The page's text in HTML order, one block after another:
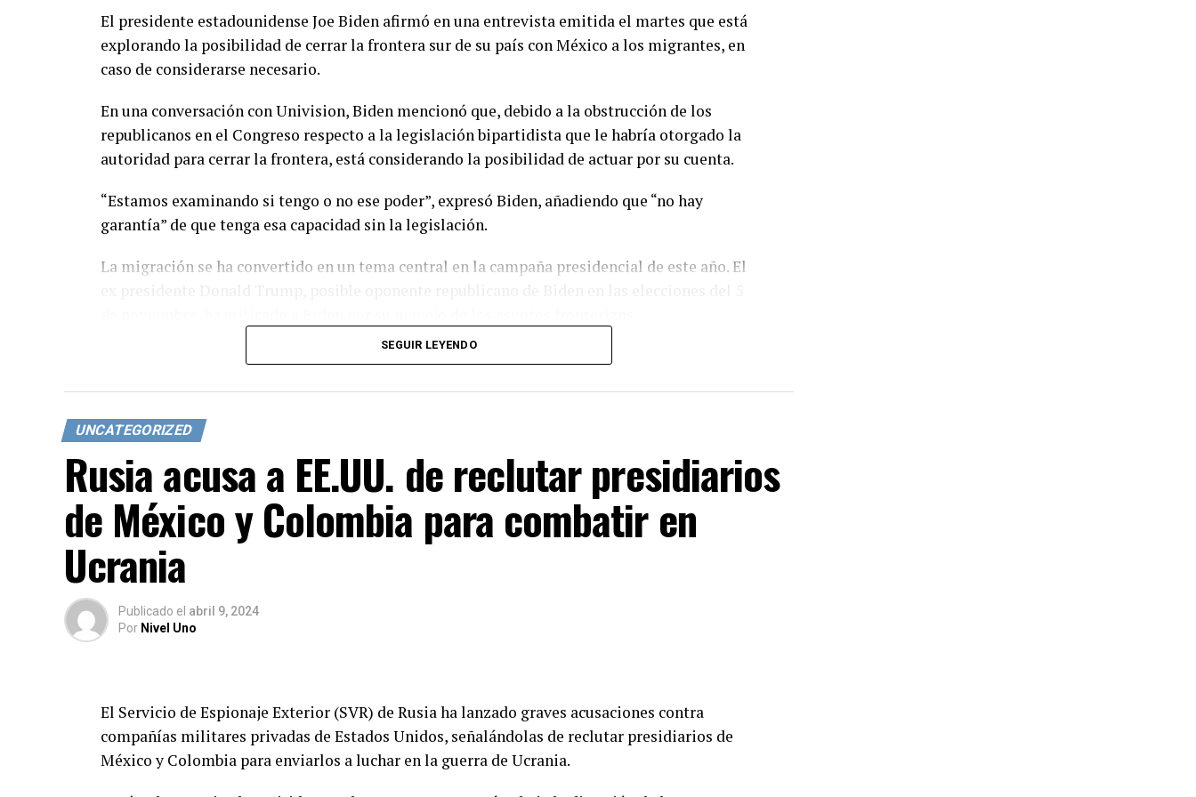
El presidente estadounidense Joe Biden afirmó en una entrevista emitida el martes que está
explorando la posibilidad de cerrar la frontera sur de su país con México a los migrantes, en
caso de considerarse necesario.
En una conversación con Univision, Biden mencionó que, debido a la obstrucción de los
republicanos en el Congreso respecto a la legislación bipartidista que le habría otorgado la
autoridad para cerrar la frontera, está considerando la posibilidad de actuar por su cuenta.
“Estamos examinando si tengo o no ese poder”, expresó Biden, añadiendo que “no hay
garantía” de que tenga esa capacidad sin la legislación.
La migración se ha convertido en un tema central en la campaña presidencial de este año. El
SEGUIR LEYENDO
UNCATEGORIZED
Rusia acusa a EE.UU. de reclutar presidiarios
de México y Colombia para combatir en
Ucrania
Publicado el abril 9, 2024
Por Nivel Uno
El Servicio de Espionaje Exterior (SVR) de Rusia ha lanzado graves acusaciones contra
compañías militares privadas de Estados Unidos, señalándolas de reclutar presidiarios de
México y Colombia para enviarlos a luchar en la guerra de Ucrania.